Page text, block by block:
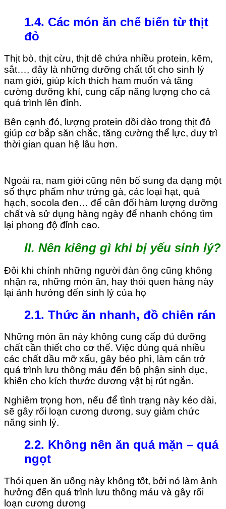
1.4. Các món ăn chế biến từ thịt
đỏ
Thịt bò, thịt cừu, thịt dê chứa nhiều protein, kẽm,
sắt…, đây là những dưỡng chất tốt cho sinh lý
nam giới, giúp kích thích ham muốn và tăng
cường dưỡng khí, cung cấp năng lượng cho cả
quá trình lên đỉnh.
Bên cạnh đó, lượng protein dồi dào trong thịt đỏ
giúp cơ bắp săn chắc, tăng cường thể lực, duy trì
thời gian quan hệ lâu hơn.
Ngoài ra, nam giới cũng nên bổ sung đa dạng một
số thực phẩm như trứng gà, các loại hạt, quả
hạch, socola đen… để cân đối hàm lượng dưỡng
chất và sử dụng hàng ngày để nhanh chóng tìm
lại phong độ đỉnh cao.
II. Nên kiêng gì khi bị yếu sinh lý?
Đôi khi chính những người đàn ông cũng không
nhận ra, những món ăn, hay thói quen hàng này
lại ảnh hưởng đến sinh lý của họ
2.1. Thức ăn nhanh, đồ chiên rán
Những món ăn này không cung cấp đủ dưỡng
chất cần thiết cho cơ thể. Việc dùng quá nhiều
các chất dầu mỡ xấu, gây béo phì, làm cản trở
quá trình lưu thông máu đến bộ phận sinh dục,
khiến cho kích thước dương vật bị rút ngắn.
Nghiêm trọng hơn, nếu để tình trạng này kéo dài,
sẽ gây rối loạn cương dương, suy giảm chức
năng sinh lý.
2.2. Không nên ăn quá mặn – quá
ngọt
Thói quen ăn uống này không tốt, bởi nó làm ảnh
hưởng đến quá trình lưu thông máu và gây rối
loạn cương dương